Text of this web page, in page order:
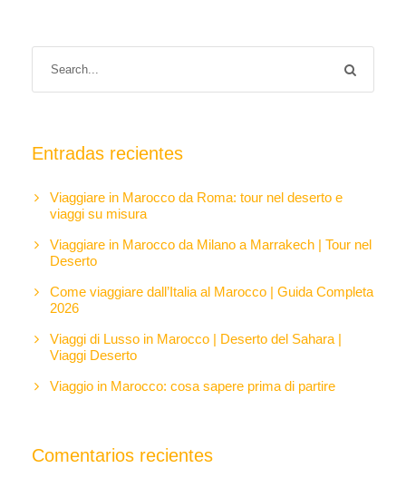
Entradas recientes
Viaggiare in Marocco da Roma: tour nel deserto e
viaggi su misura
Viaggiare in Marocco da Milano a Marrakech | Tour nel
Deserto
Come viaggiare dall’Italia al Marocco | Guida Completa
2026
Viaggi di Lusso in Marocco | Deserto del Sahara |
Viaggi Deserto
Viaggio in Marocco: cosa sapere prima di partire
Comentarios recientes